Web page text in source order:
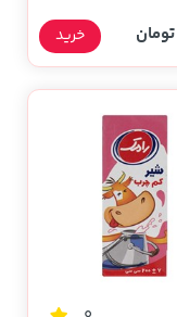
خرید